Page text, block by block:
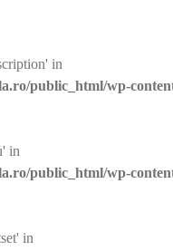
in
public_html/wp-
in
public_html/wp-
in